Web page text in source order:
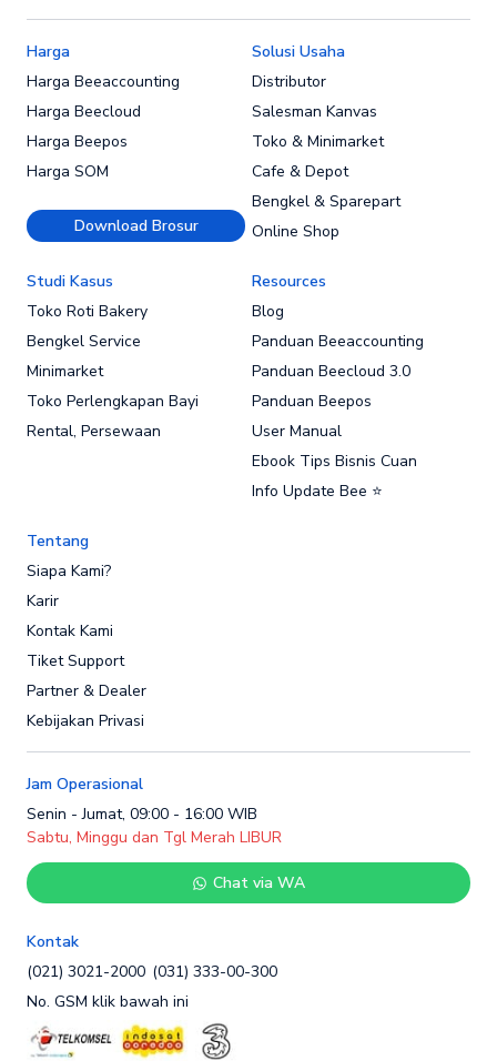
Harga
Harga Beeaccounting
Harga Beecloud
Harga Beepos
Harga SOM
Download Brosur
Solusi Usaha
Distributor
Salesman Kanvas
Toko & Minimarket
Cafe & Depot
Bengkel & Sparepart
Online Shop
Studi Kasus
Toko Roti Bakery
Bengkel Service
Minimarket
Toko Perlengkapan Bayi
Rental, Persewaan
Resources
Blog
Panduan Beeaccounting
Panduan Beecloud 3.0
Panduan Beepos
User Manual
Ebook Tips Bisnis Cuan
Info Update Bee ⭐
Tentang
Siapa Kami?
Karir
Kontak Kami
Tiket Support
Partner & Dealer
Kebijakan Privasi
Jam Operasional
Senin - Jumat, 09:00 - 16:00 WIB
Sabtu, Minggu dan Tgl Merah LIBUR
Chat via WA
Kontak
(021) 3021-2000 (031) 333-00-300
No. GSM klik bawah ini